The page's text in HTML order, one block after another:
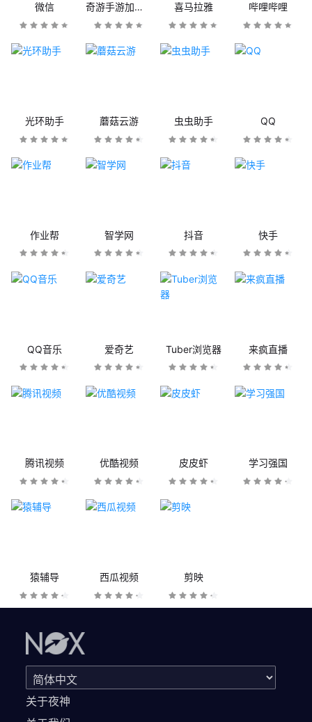
微信 奇游手游加速器 喜马拉雅 哔哩哔哩
光环助手 蘑菇云游 虫虫助手 QQ
作业帮 智学网 抖音 快手
QQ音乐 爱奇艺 Tuber浏览器 来疯直播
腾讯视频 优酷视频 皮皮虾 学习强国
猿辅导 西瓜视频 剪映
关于夜神